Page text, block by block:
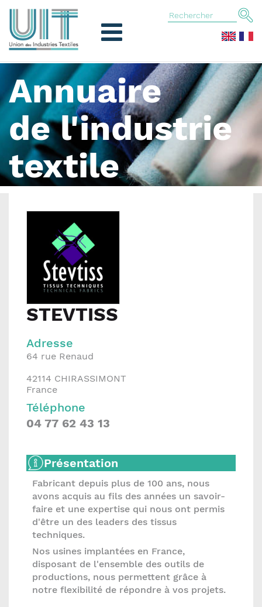
Annuaire
de l'industrie
textile
STEVTISS
Adresse
64 rue Renaud
42114 CHIRASSIMONT
France
Téléphone
04 77 62 43 13
Présentation
Fabricant depuis plus de 100 ans, nous
avons acquis au fils des années un savoir-
faire et une expertise qui nous ont permis
d'être un des leaders des tissus
techniques.
Nos usines implantées en France,
disposant de l'ensemble des outils de
productions, nous permettent grâce à
notre flexibilité de répondre à vos projets.